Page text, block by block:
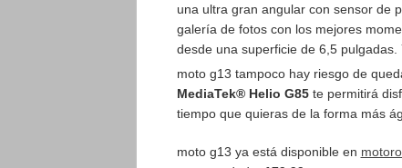
una ultra gran angular con sensor de
galería de fotos con los mejores
desde una superficie de 6,5
moto g13 tampoco hay riesgo de
MediaTek® Helio G85te permitirá
tiempo que quieras de la forma más
moto g13 ya está disponible en